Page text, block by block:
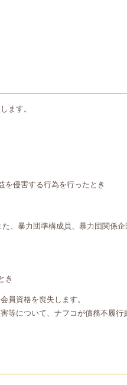
ます。
を侵害する行為を行ったとき
、暴力団準構成員、暴力団関係
き
員資格を喪失します。
について、ナフコが債務不履